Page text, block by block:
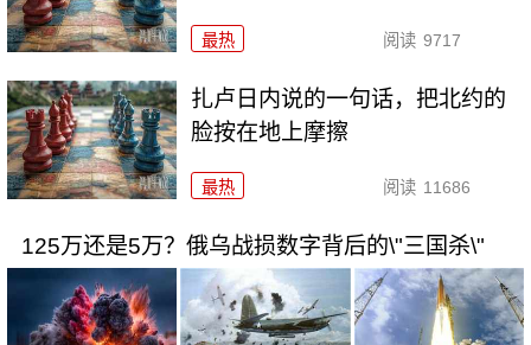
最热 阅读 9717
扎卢日内说的一句话，把北约的
脸按在地上摩擦
最热 阅读 11686
125万还是5万？俄乌战损数字背后的\"三国杀\"